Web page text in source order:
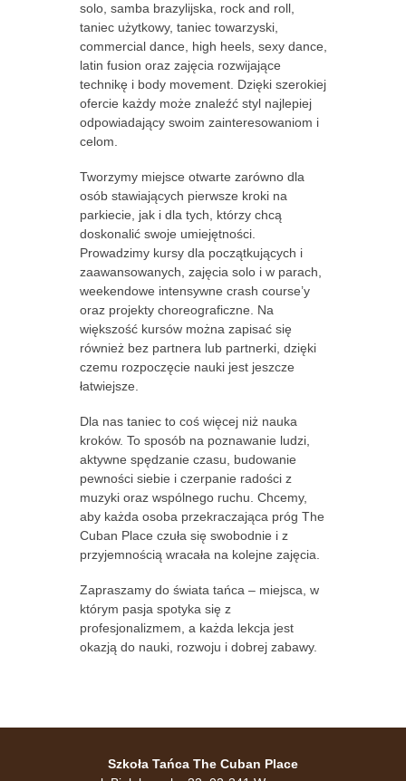
solo, samba brazylijska, rock and roll,
taniec użytkowy, taniec towarzyski,
commercial dance, high heels, sexy dance,
latin fusion oraz zajęcia rozwijające
technikę i body movement. Dzięki szerokiej
ofercie każdy może znaleźć styl najlepiej
odpowiadający swoim zainteresowaniom i
celom.
Tworzymy miejsce otwarte zarówno dla
osób stawiających pierwsze kroki na
parkiecie, jak i dla tych, którzy chcą
doskonalić swoje umiejętności.
Prowadzimy kursy dla początkujących i
zaawansowanych, zajęcia solo i w parach,
weekendowe intensywne crash course’y
oraz projekty choreograficzne. Na
większość kursów można zapisać się
również bez partnera lub partnerki, dzięki
czemu rozpoczęcie nauki jest jeszcze
łatwiejsze.
Dla nas taniec to coś więcej niż nauka
kroków. To sposób na poznawanie ludzi,
aktywne spędzanie czasu, budowanie
pewności siebie i czerpanie radości z
muzyki oraz wspólnego ruchu. Chcemy,
aby każda osoba przekraczająca próg The
Cuban Place czuła się swobodnie i z
przyjemnością wracała na kolejne zajęcia.
Zapraszamy do świata tańca – miejsca, w
którym pasja spotyka się z
profesjonalizmem, a każda lekcja jest
okazją do nauki, rozwoju i dobrej zabawy.
Szkoła Tańca The Cuban Place